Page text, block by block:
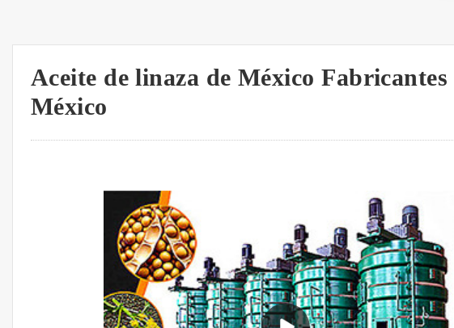
Aceite de linaza de México Fabricantes
México